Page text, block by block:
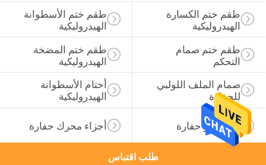
طقم ختم الأسطوانة
الهيدروليكية
طقم ختم الكسارة
الهيدروليكية
طقم ختم المضخة
الهيدروليكية
طقم ختم صمام
التحكم
أختام الأسطوانة
الهيدروليكية
صمام الملف اللولبي
للحفارة
أجزاء محرك حفارة قطع غيار حفارة
طلب اقتباس